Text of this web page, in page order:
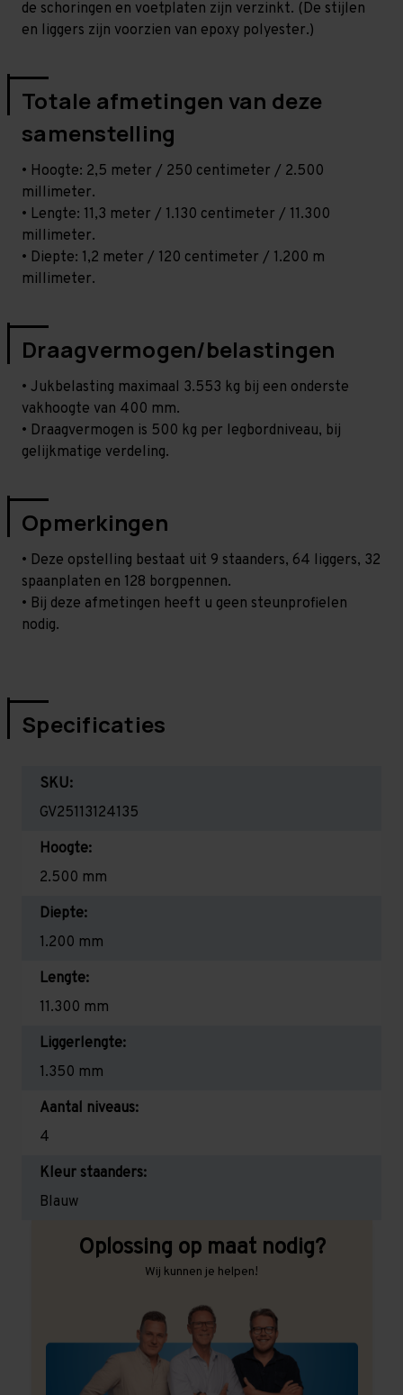
de schoringen en voetplaten zijn verzinkt. (De stijlen
en liggers zijn voorzien van epoxy polyester.)
Totale afmetingen van deze
samenstelling
• Hoogte: 2,5 meter / 250 centimeter / 2.500
millimeter.
• Lengte: 11,3 meter / 1.130 centimeter / 11.300
millimeter.
• Diepte: 1,2 meter / 120 centimeter / 1.200 m
millimeter.
Draagvermogen/belastingen
• Jukbelasting maximaal 3.553 kg bij een onderste
vakhoogte van 400 mm.
• Draagvermogen is 500 kg per legbordniveau, bij
gelijkmatige verdeling.
Opmerkingen
• Deze opstelling bestaat uit 9 staanders, 64 liggers, 32
spaanplaten en 128 borgpennen.
• Bij deze afmetingen heeft u geen steunprofielen
nodig.
Specificaties
SKU:
GV25113124135
Hoogte:
2.500 mm
Diepte:
1.200 mm
Lengte:
11.300 mm
Liggerlengte:
1.350 mm
Aantal niveaus:
4
Kleur staanders:
Blauw
Oplossing op maat nodig?
Wij kunnen je helpen!